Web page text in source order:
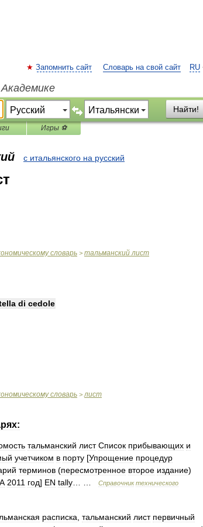
RU
Запомнить сайт Словарь на свой сайт
Найти!
Игры ⚽
с итальянского на русский
словарь > тальманский лист
di cedole
словарь > лист
тальманский лист Список прибывающих и
учетчиком в порту [Упрощение процедур
терминов (пересмотренное второе издание)
2011 год] EN tally Справочник технического
расписка тальманский лист первичный